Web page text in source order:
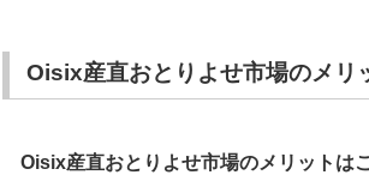
Oisix産直おとりよせ市場のメリ
Oisix産直おとりよせ市場のメリットは